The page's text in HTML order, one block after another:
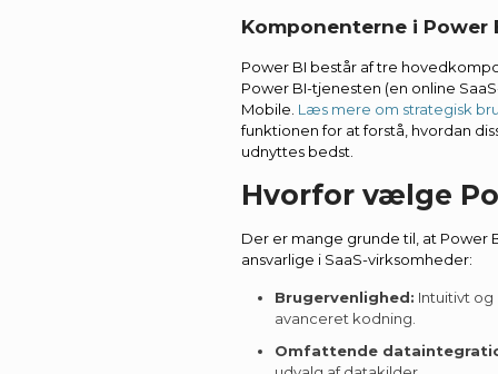
Komponenterne i Power
Power BI består af tre
Power BI-tjenesten (en online
Mobile. Læs mere om strategisk
funktionen for at forstå, hvordan
udnyttes bedst.
Hvorfor vælge
Der er mange grunde til, at Power
ansvarlige i SaaS-virksomheder:
Brugervenlighed: Intuitivt
avanceret kodning.
Omfattende